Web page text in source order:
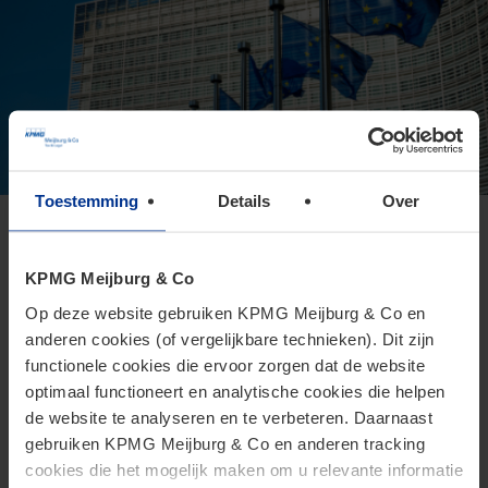
Toestemming Details Over
KPMG Meijburg & Co
Op deze website gebruiken KPMG Meijburg & Co en
anderen cookies (of vergelijkbare technieken). Dit zijn
functionele cookies die ervoor zorgen dat de website
optimaal functioneert en analytische cookies die helpen
de website te analyseren en te verbeteren. Daarnaast
gebruiken KPMG Meijburg & Co en anderen tracking
cookies die het mogelijk maken om u relevante informatie
voorstel voor Direct Tax Omnibus
24 juni 2026
Het Omnibusvoorstel is een ambitieus richtlijnvoorstel dat
beoogt administratieve versoepelingen en
lastenverlichtingen te introduceren voor belastingplichtigen.